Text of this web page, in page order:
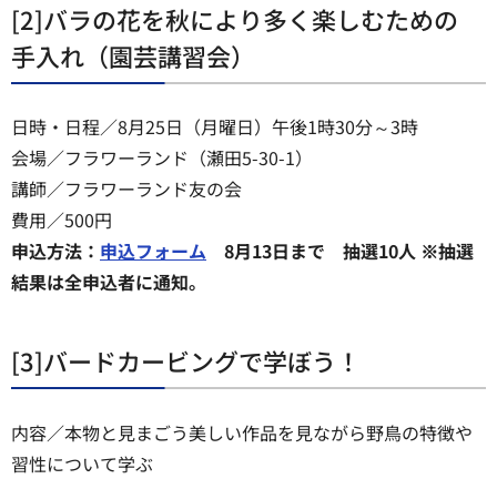
[2]バラの花を秋により多く楽しむための
手入れ（園芸講習会）
日時・日程／8月25日（月曜日）午後1時30分～3時
会場／フラワーランド（瀬田5-30-1）
講師／フラワーランド友の会
費用／500円
申込方法： 申込フォーム 8月13日まで 抽選10人 ※抽選
結果は全申込者に通知。
[3]バードカービングで学ぼう！
内容／本物と見まごう美しい作品を見ながら野鳥の特徴や
習性について学ぶ